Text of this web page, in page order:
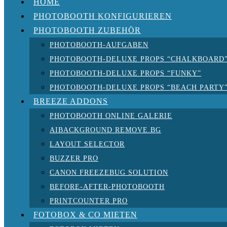
HOME
PHOTOBOOTH KONFIGURIEREN
PHOTOBOOTH ZUBEHÖR
PHOTOBOOTH-AUFGABEN
PHOTOBOOTH-DELUXE PROPS
PHOTOBOOTH-DELUXE PROPS “FUNKY”
PHOTOBOOTH-DELUXE PROPS “BEACH
BREEZE ADDONS
PHOTOBOOTH ONLINE GALERIE
AIBACKGROUND REMOVE.BG
LAYOUT SELECTOR
BUZZER PRO
CANON FREEZEBUG SOLUTION
BEFORE-AFTER-PHOTOBOOTH
PRINTCOUNTER PRO
FOTOBOX & CO MIETEN